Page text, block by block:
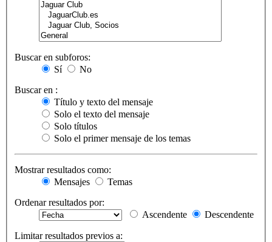
Buscar en subforos:
Sí
No
Buscar en :
Título y texto del mensaje
Solo el texto del mensaje
Solo títulos
Solo el primer mensaje de los temas
Mostrar resultados como:
Mensajes
Temas
Ordenar resultados por:
Ascendente
Descendente
Limitar resultados previos a: